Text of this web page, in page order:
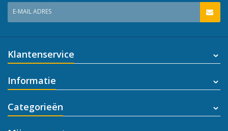
E-MAIL ADRES
Klantenservice
Informatie
Categorieën